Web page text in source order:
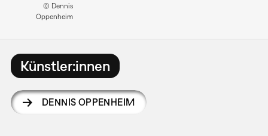
© Dennis
Oppenheim
Künstler:innen
DENNIS OPPENHEIM